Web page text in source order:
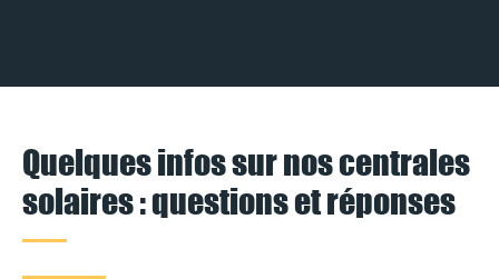
Quelques infos sur nos centrales
solaires : questions et réponses